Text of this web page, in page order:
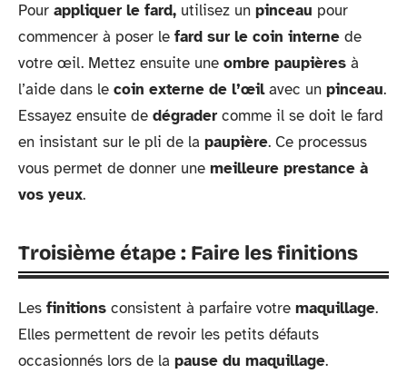
Pour appliquer le fard, utilisez un pinceau pour
commencer à poser le fard sur le coin interne de
votre œil. Mettez ensuite une ombre paupières à
l’aide dans le coin externe de l’œilavec un pinceau.
Essayez ensuite de dégrader comme il se doit le fard
en insistant sur le pli de la paupière. Ce processus
vous permet de donner une meilleure prestance à
vos yeux.
Troisième étape : Faire les finitions
Les finitions consistent à parfaire votre maquillage.
Elles permettent de revoir les petits défauts
occasionnés lors de la pause du maquillage.